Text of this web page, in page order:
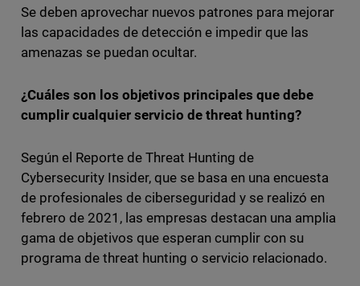
Se deben aprovechar nuevos patrones para mejorar
las capacidades de detección e impedir que las
amenazas se puedan ocultar.
¿Cuáles son los objetivos principales que debe
cumplir cualquier servicio de threat hunting?
Según el Reporte de Threat Hunting de
Cybersecurity Insider, que se basa en una encuesta
de profesionales de ciberseguridad y se realizó en
febrero de 2021, las empresas destacan una amplia
gama de objetivos que esperan cumplir con su
programa de threat hunting o servicio relacionado.